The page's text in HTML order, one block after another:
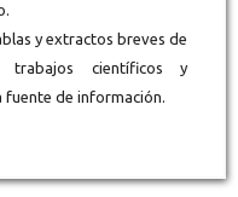
y extractos breves de
trabajos científicos y
fuente de información.